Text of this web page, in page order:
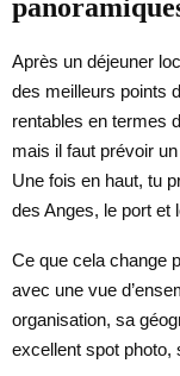
Après un déjeuner
des meilleurs points
rentables en termes
mais il faut prévoir
Une fois en haut, tu
des Anges, le port et
Ce que cela change
avec une vue
organisation, sa
excellent spot photo,